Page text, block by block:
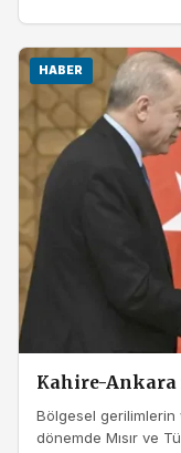
HABER
Kahire-
Bölgesel gerilimlerin
dönemde Mısır ve